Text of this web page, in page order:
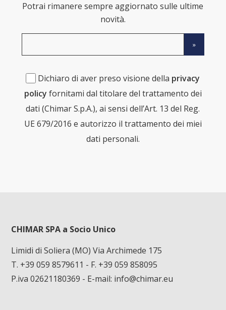
Potrai rimanere sempre aggiornato sulle ultime
novità.
Dichiaro di aver preso visione della privacy
policy fornitami dal titolare del trattamento dei
dati (Chimar S.p.A.), ai sensi dell’Art. 13 del Reg.
UE 679/2016 e autorizzo il trattamento dei miei
dati personali.
CHIMAR SPA a Socio Unico
Limidi di Soliera (MO) Via Archimede 175
T. +39 059 8579611 - F. +39 059 858095
P.iva 02621180369 - E-mail: info@chimar.eu